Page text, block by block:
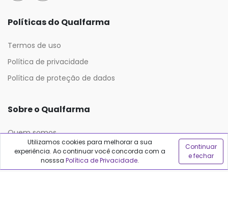
Políticas do Qualfarma
Termos de uso
Política de privacidade
Política de proteção de dados
Sobre o Qualfarma
Quem somos
Blog
Utilizamos cookies para melhorar a sua
experiência. Ao continuar você concorda com a
nosssa Política de Privacidade.
Continuar
e fechar